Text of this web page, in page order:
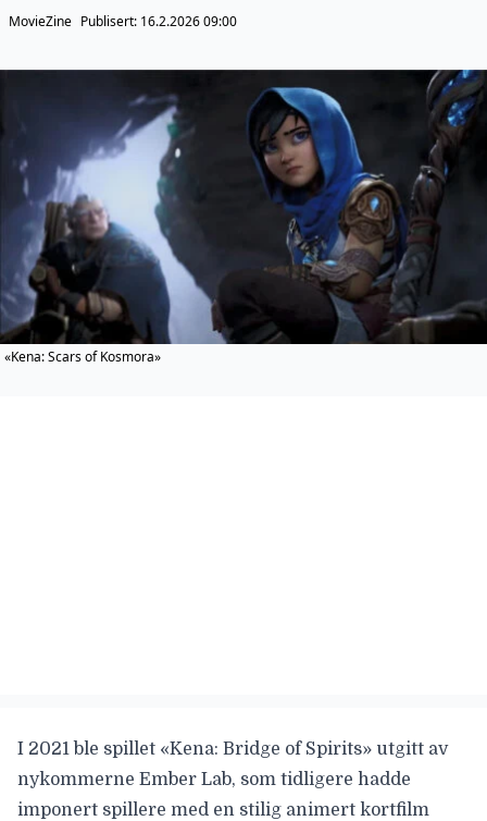
MovieZine Publisert: 16.2.2026 09:00
«Kena: Scars of Kosmora»
I 2021 ble spillet «Kena: Bridge of Spirits» utgitt av
nykommerne Ember Lab, som tidligere hadde
imponert spillere med en stilig animert kortfilm